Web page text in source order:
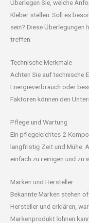
Überlegen Sie, welche
Kleber stellen. Soll es
sein? Diese Überlegungen
treffen.
Technische Merkmale
Achten Sie auf technische
Energieverbrauch oder
Faktoren können den
Pflege und Wartung
Ein pflegeleichtes 2-
langfristig Zeit und Mühe.
einfach zu reinigen und zu
Marken und Hersteller
Bekannte Marken stehen
Hersteller und erklären,
Markenprodukt lohnen